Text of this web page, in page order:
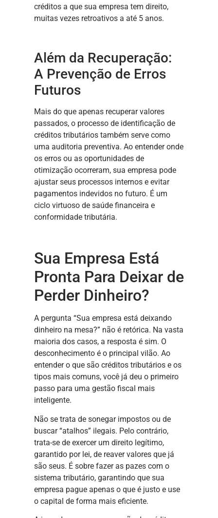
créditos a que sua empresa tem direito,
muitas vezes retroativos a até 5 anos.
Além da Recuperação:
A Prevenção de Erros
Futuros
Mais do que apenas recuperar valores
passados, o processo de identificação de
créditos tributários também serve como
uma auditoria preventiva. Ao entender onde
os erros ou as oportunidades de
otimização ocorreram, sua empresa pode
ajustar seus processos internos e evitar
pagamentos indevidos no futuro. É um
ciclo virtuoso de saúde financeira e
conformidade tributária.
Sua Empresa Está
Pronta Para Deixar de
Perder Dinheiro?
A pergunta “Sua empresa está deixando
dinheiro na mesa?” não é retórica. Na vasta
maioria dos casos, a resposta é sim. O
desconhecimento é o principal vilão. Ao
entender o que são créditos tributários e os
tipos mais comuns, você já deu o primeiro
passo para uma gestão fiscal mais
inteligente.
Não se trata de sonegar impostos ou de
buscar “atalhos” ilegais. Pelo contrário,
trata-se de exercer um direito legítimo,
garantido por lei, de reaver valores que já
são seus. É sobre fazer as pazes com o
sistema tributário, garantindo que sua
empresa pague apenas o que é justo e use
o capital de forma mais eficiente.